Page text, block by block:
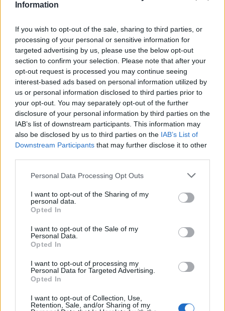
Information
If you wish to opt-out of the sale, sharing to third parties, or
processing of your personal or sensitive information for
targeted advertising by us, please use the below opt-out
section to confirm your selection. Please note that after your
opt-out request is processed you may continue seeing
interest-based ads based on personal information utilized by
us or personal information disclosed to third parties prior to
your opt-out. You may separately opt-out of the further
disclosure of your personal information by third parties on the
IAB’s list of downstream participants. This information may
also be disclosed by us to third parties on the IAB’s List of
Downstream Participants that may further disclose it to other
Personal Data Processing Opt Outs
I want to opt-out of the Sharing of my
personal data.
Opted In
I want to opt-out of the Sale of my
Personal Data.
Opted In
I want to opt-out of processing my
Personal Data for Targeted Advertising.
Opted In
I want to opt-out of Collection, Use,
Retention, Sale, and/or Sharing of my
Így dolgoznak home officeból az élelmesek,
miközben utazgatnak: itt a TOP10 úticél, ahol
ezt legkönnyebben megteheted
Az IWG kutatása szerint a helyfüggetlen munkavégzés a
egyensúlyát, míg 80%-uk produktívabbnak érzi magát.